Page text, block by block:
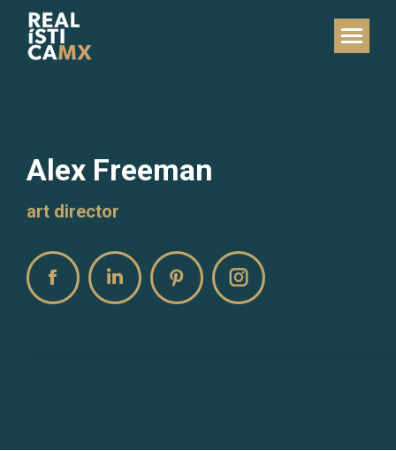
Alex Freeman
art director
FacebookLinkedinPinterestInstagram